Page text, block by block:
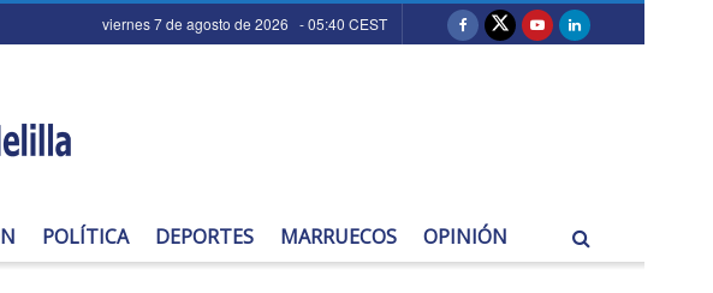
viernes 7 de agosto de 2026 - 05:40 CEST
POLÍTICA DEPORTES MARRUECOS OPINIÓN